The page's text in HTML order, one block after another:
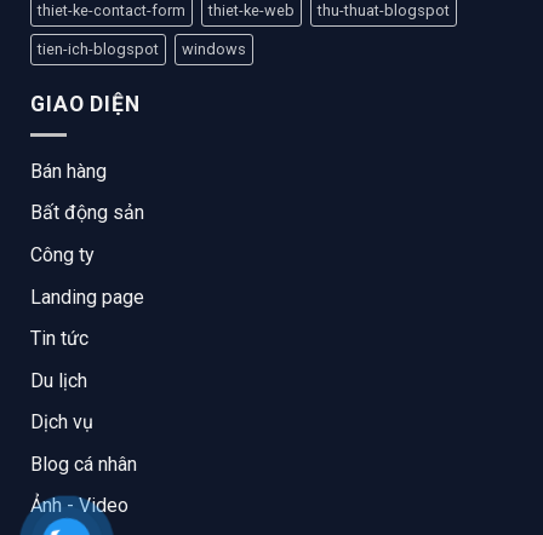
thiet-ke-contact-form thiet-ke-web thu-thuat-blogspot
tien-ich-blogspot windows
GIAO DIỆN
Bán hàng
Bất động sản
Công ty
Landing page
Tin tức
Du lịch
Dịch vụ
Blog cá nhân
Ảnh - Video